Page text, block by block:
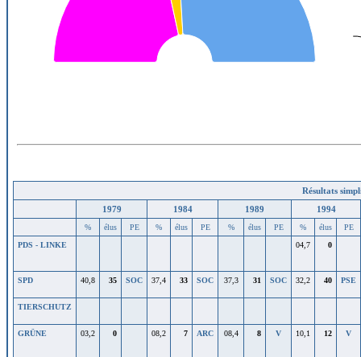
Résultats
1979
1984 1989 1994
% élus PE % élus PE % élus PE % élus
PE
PDS - LINKE 04,7 0
SPD 40,8 35 SOC 37,4 33 SOC 37,3 31 SOC 32,2 40 PSE
TIERSCHUTZ
GRÜNE 03,2 0 08,2 7 ARC 08,4 8 V 10,1 12 V